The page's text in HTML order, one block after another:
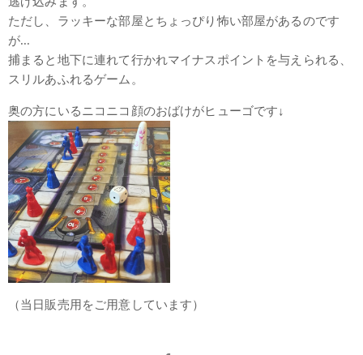
ただし、ラッキーな部屋とちょっぴり怖い部屋があるのです
が...
捕まると地下に連れて行かれマイナスポイントを与えられる、
スリルあふれるゲーム。
奥の方にいるニコニコ顔のおばけがヒューゴです↓
（当日販売用をご用意しています）